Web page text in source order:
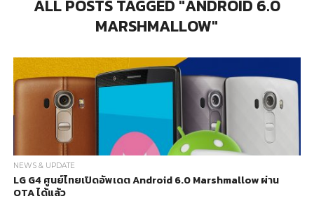
ALL POSTS TAGGED "ANDROID 6.0
MARSHMALLOW"
NEWS & UPDATE
LG G4 ศูนย์ไทยเปิดอัพเดต Android 6.0 Marshmallow ผ่าน
OTA ได้แล้ว